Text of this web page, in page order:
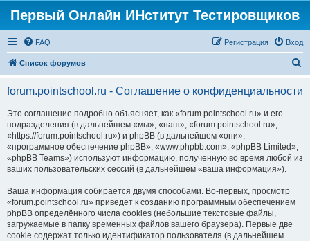
Первый Онлайн ИНститут Тестировщиков
FAQ Вход
Регистрация
Список форумов
forum.pointschool.ru - Соглашение о конфиденциальности
Это соглашение подробно объясняет, как «forum.pointschool.ru» и его
подразделения (в дальнейшем «мы», «наш», «forum.pointschool.ru»,
«https://forum.pointschool.ru») и phpBB (в дальнейшем «они»,
«программное обеспечение phpBB», «www.phpbb.com», «phpBB Limited»,
«phpBB Teams») используют информацию, полученную во время любой из
ваших пользовательских сессий (в дальнейшем «ваша информация»).
Ваша информация собирается двумя способами. Во-первых, просмотр
«forum.pointschool.ru» приведёт к созданию программным обеспечением
phpBB определённого числа cookies (небольшие текстовые файлы,
загружаемые в папку временных файлов вашего браузера). Первые две
cookie содержат только идентификатор пользователя (в дальнейшем